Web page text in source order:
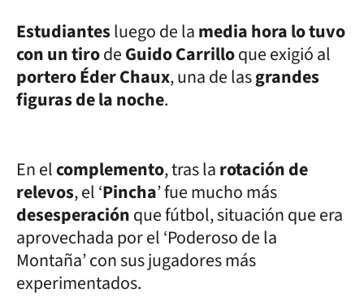
Estudiantesluego de lamedia hora lo tuvo
con un tirodeGuido Carrilloque exigió al
portero Éder Chaux, una de lasgrandes
figuras de la noche.
En elcomplemento, tras larotación de
relevos, el ‘Pincha’ fue mucho más
desesperaciónque fútbol, situación que era
aprovechada por el ‘Poderoso de la
Montaña’ con sus jugadores más
experimentados.